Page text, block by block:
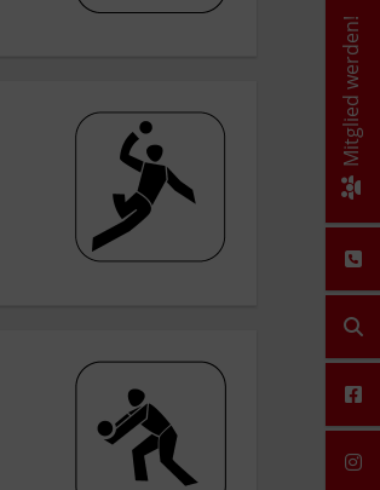
Mitglied werden!